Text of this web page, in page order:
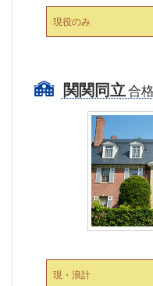
現役のみ
関関同立合
現・浪計